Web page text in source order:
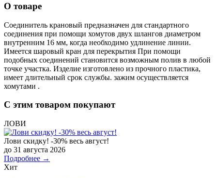
О товаре
Соединитель крановый предназначен для стандартного
соединения при помощи хомутов двух шлангов диаметром
внутренним 16 мм, когда необходимо удлинение линии.
Имеется шаровый кран для перекрытия При помощи
подобных соединений становится возможным полив в любой
точке участка. Изделие изготовлено из прочного пластика,
имеет длительный срок службы. зажим осуществляется
хомутами .
С этим товаром покупают
ЛОВИ
Лови скидку! -30% весь август!
до 31 августа 2026
Подробнее →
Хит